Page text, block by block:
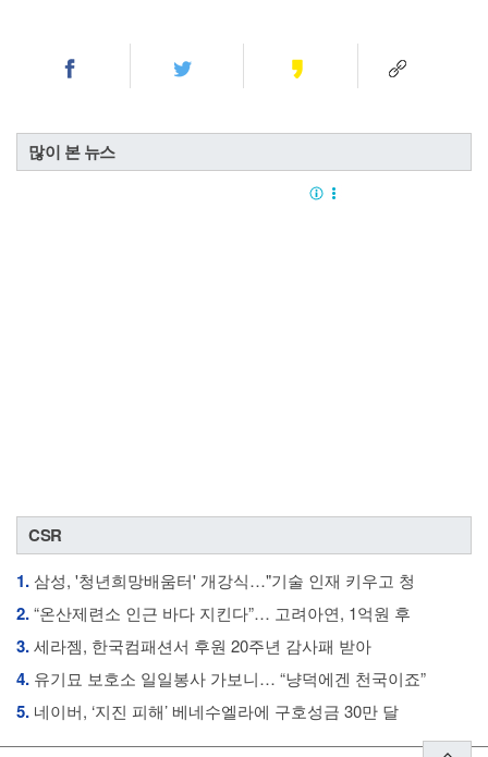
많이 본 뉴스
CSR
1.삼성, '청년희망배움터' 개강식…"기술 인재 키우고 청
2.“온산제련소 인근 바다 지킨다”… 고려아연, 1억원 후
3.세라젬, 한국컴패션서 후원 20주년 감사패 받아
4. 유기묘 보호소 일일봉사 가보니… “냥덕에겐 천국이죠”
5. 네이버, ‘지진 피해’ 베네수엘라에 구호성금 30만 달